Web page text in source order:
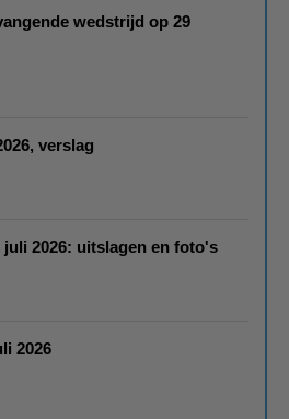
wedstrijd op 29
verslag
juli 2026: uitslagen en foto's
2026